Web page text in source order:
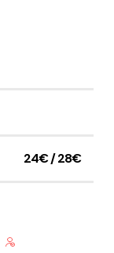
24€ / 28€